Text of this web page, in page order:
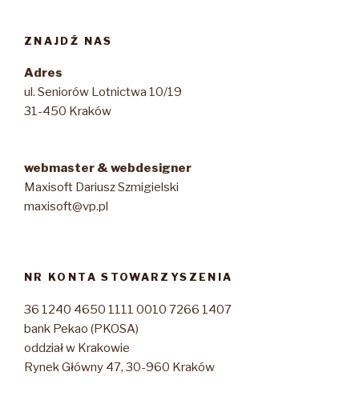
ZNAJDŹ NAS
Adres
ul. Seniorów Lotnictwa 10/19
31-450 Kraków
webmaster & webdesigner
Maxisoft Dariusz Szmigielski
maxisoft@vp.pl
NR KONTA STOWARZYSZENIA
36 1240 4650 1111 0010 7266 1407
bank Pekao (PKOSA)
oddział w Krakowie
Rynek Główny 47, 30-960 Kraków